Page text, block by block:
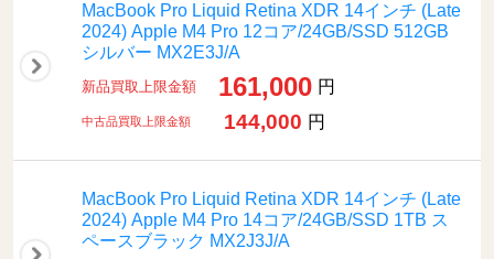
MacBook Pro Liquid Retina XDR 14インチ (Late
2024) Apple M4 Pro 12コア/24GB/SSD 512GB
シルバー MX2E3J/A
新品買取上限金額 161,000 円
中古品買取上限金額 144,000 円
MacBook Pro Liquid Retina XDR 14インチ (Late
2024) Apple M4 Pro 14コア/24GB/SSD 1TB ス
ペースブラック MX2J3J/A